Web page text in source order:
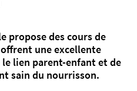
propose des cours de
une excellente
lien parent-enfant et de
sain du nourrisson.